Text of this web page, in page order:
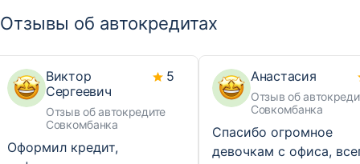
Отзывы об автокредитах
Виктор
Сергеевич
Отзыв об автокредите
Совкомбанка
5
Оформил кредит,
Анастасия
Отзыв об
Совкомбанка
Спасибо огромное
девочкам с офиса,